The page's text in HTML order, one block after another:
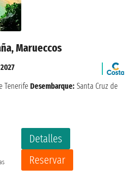
Marueccos
Detalles
Reservar
Tenerife Desembarque: Santa Cruz de